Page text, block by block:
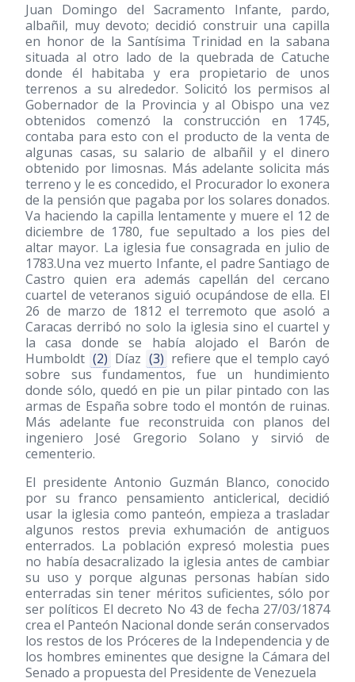
Juan Domingo del Sacramento Infante, pardo,
albañil, muy devoto; decidió construir una capilla
en honor de la Santísima Trinidad en la sabana
situada al otro lado de la quebrada de Catuche
donde él habitaba y era propietario de unos
terrenos a su alrededor. Solicitó los permisos al
Gobernador de la Provincia y al Obispo una vez
obtenidos comenzó la construcción en 1745,
contaba para esto con el producto de la venta de
algunas casas, su salario de albañil y el dinero
obtenido por limosnas. Más adelante solicita más
terreno y le es concedido, el Procurador lo exonera
de la pensión que pagaba por los solares donados.
Va haciendo la capilla lentamente y muere el 12 de
diciembre de 1780, fue sepultado a los pies del
altar mayor. La iglesia fue consagrada en julio de
1783.Una vez muerto Infante, el padre Santiago de
Castro quien era además capellán del cercano
cuartel de veteranos siguió ocupándose de ella. El
26 de marzo de 1812 el terremoto que asoló a
Caracas derribó no solo la iglesia sino el cuartel y
la casa donde se había alojado el Barón de
Humboldt (2) Díaz (3) refiere que el templo cayó
sobre sus fundamentos, fue un hundimiento
donde sólo, quedó en pie un pilar pintado con las
armas de España sobre todo el montón de ruinas.
Más adelante fue reconstruida con planos del
ingeniero José Gregorio Solano y sirvió de
cementerio.
El presidente Antonio Guzmán Blanco, conocido
por su franco pensamiento anticlerical, decidió
usar la iglesia como panteón, empieza a trasladar
algunos restos previa exhumación de antiguos
enterrados. La población expresó molestia pues
no había desacralizado la iglesia antes de cambiar
su uso y porque algunas personas habían sido
enterradas sin tener méritos suficientes, sólo por
ser políticos El decreto No 43 de fecha 27/03/1874
crea el Panteón Nacional donde serán conservados
los restos de los Próceres de la Independencia y de
los hombres eminentes que designe la Cámara del
Senado a propuesta del Presidente de Venezuela